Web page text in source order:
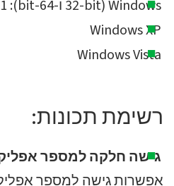
רשימת תכונות:
גישה חלקה למספר
אפשרות גישה למספר